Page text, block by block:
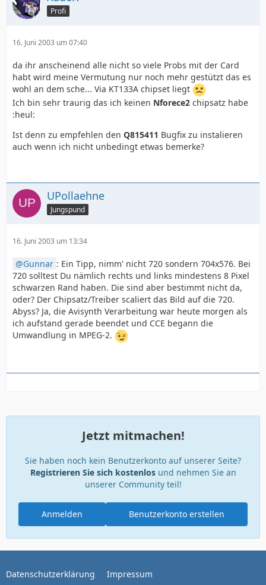
Profi
16. Juni 2003 um 07:40
da ihr anscheinend alle nicht so viele Probs mit der Card
habt wird meine Vermutung nur noch mehr gestützt das es
wohl an dem sche... Via KT133A chipset liegt
Ich bin sehr traurig das ich keinen Nforece2 chipsatz habe
:heul:
Ist denn zu empfehlen den Q815411 Bugfix zu instalieren
auch wenn ich nicht unbedingt etwas bemerke?
UPollaehne
Jungspund
16. Juni 2003 um 13:34
Gunnar : Ein Tipp, nimm' nicht 720 sondern 704x576. Bei
720 solltest Du nämlich rechts und links mindestens 8 Pixel
schwarzen Rand haben. Die sind aber bestimmt nicht da,
oder? Der Chipsatz/Treiber scaliert das Bild auf die 720.
Abyss? Ja, die Avisynth Verarbeitung war heute morgen als
ich aufstand gerade beendet und CCE begann die
Umwandlung in MPEG-2.
Jetzt mitmachen!
Sie haben noch kein Benutzerkonto auf unserer Seite?
Registrieren Sie sich kostenlosund nehmen Sie an
unserer Community teil!
Benutzerkonto erstellen
Anmelden
Datenschutzerklärung Impressum